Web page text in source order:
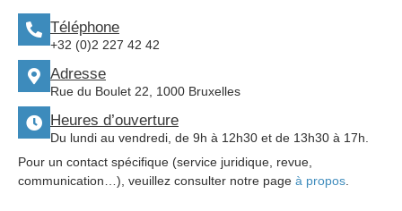
Téléphone
+32 (0)2 227 42 42
Adresse
Rue du Boulet 22, 1000 Bruxelles
Heures d’ouverture
Du lundi au vendredi, de 9h à 12h30 et de 13h30 à 17h.
Pour un contact spécifique (service juridique, revue,
communication…), veuillez consulter notre page à propos